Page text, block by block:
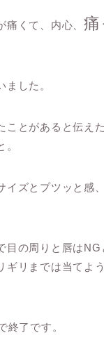
痛くて、内心、 痛
ました。
ことがあると伝え
イズとプツッと感
目の周りと唇はNG
ギリまでは当てよ
終了です。